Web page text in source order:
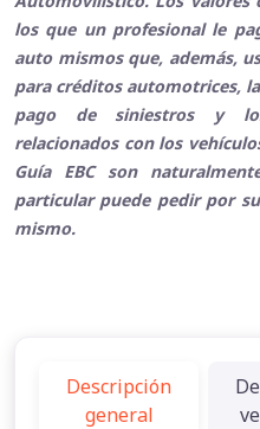
los que un profesional le
auto mismos que, además,
para créditos automotrices,
pago de siniestros y
relacionados con los
Guía EBC son
particular puede pedir por
mismo.
Descripción
general